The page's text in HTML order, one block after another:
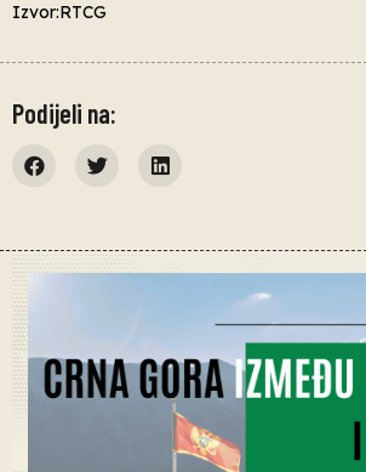
Izvor:RTCG
Podijeli na: